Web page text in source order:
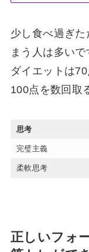
少し食べ過ぎ
まう人は多いで
ダイエットは
100点を数回取
思考
完璧主義
柔軟思考
正しいフォ